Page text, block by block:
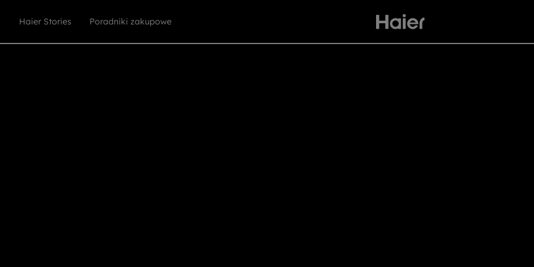
Haier Stories Poradniki zakupowe